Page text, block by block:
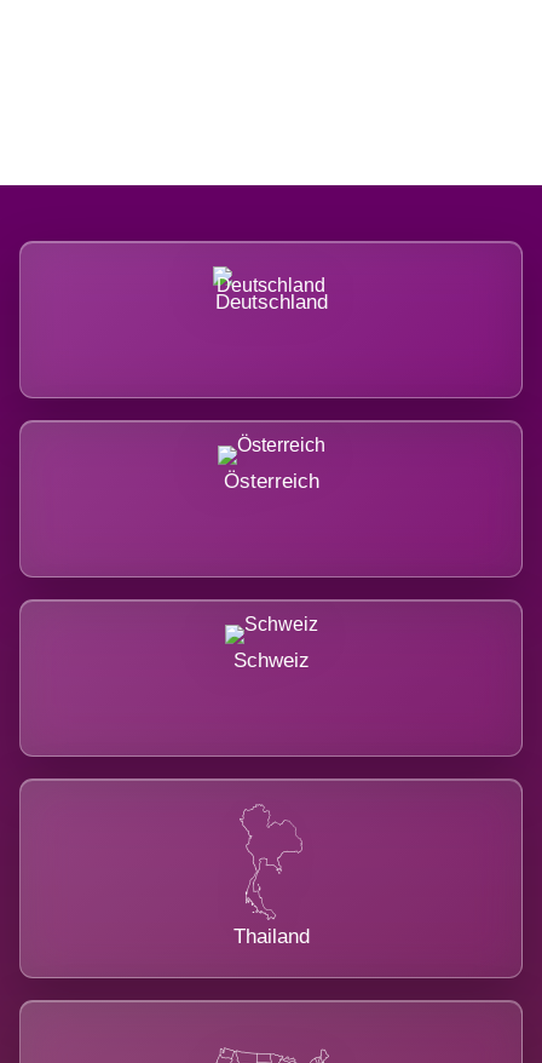
Deutschland
Österreich
Schweiz
Thailand